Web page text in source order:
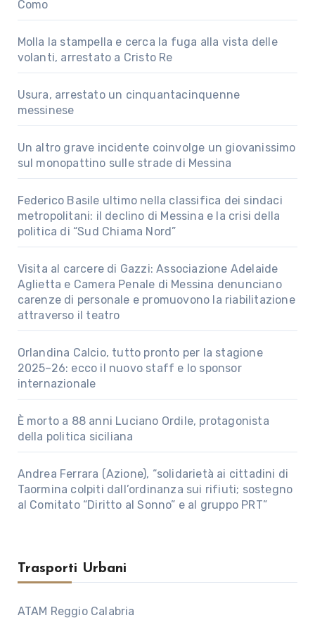
Como
Molla la stampella e cerca la fuga alla vista delle
volanti, arrestato a Cristo Re
Usura, arrestato un cinquantacinquenne
messinese
Un altro grave incidente coinvolge un giovanissimo
sul monopattino sulle strade di Messina
Federico Basile ultimo nella classifica dei sindaci
metropolitani: il declino di Messina e la crisi della
politica di “Sud Chiama Nord”
Visita al carcere di Gazzi: Associazione Adelaide
Aglietta e Camera Penale di Messina denunciano
carenze di personale e promuovono la riabilitazione
attraverso il teatro
Orlandina Calcio, tutto pronto per la stagione
2025–26: ecco il nuovo staff e lo sponsor
internazionale
È morto a 88 anni Luciano Ordile, protagonista
della politica siciliana
Andrea Ferrara (Azione), “solidarietà ai cittadini di
Taormina colpiti dall’ordinanza sui rifiuti; sostegno
al Comitato “Diritto al Sonno” e al gruppo PRT”
Trasporti Urbani
ATAM Reggio Calabria